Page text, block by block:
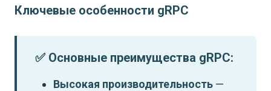
Ключевые особенности gRPC
✅ Основные преимущества gRPC:
Высокая производительность —